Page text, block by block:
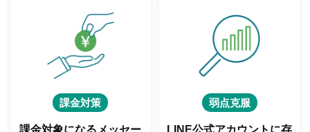
課金対策
課金対象になるメッセー
弱点克服
LINE公式アカウントに存